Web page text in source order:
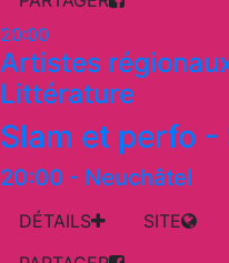
20:00
Artistes
Littérature
Slam et perfo -
20:00 - Neuchâtel
DÉTAILS SITE